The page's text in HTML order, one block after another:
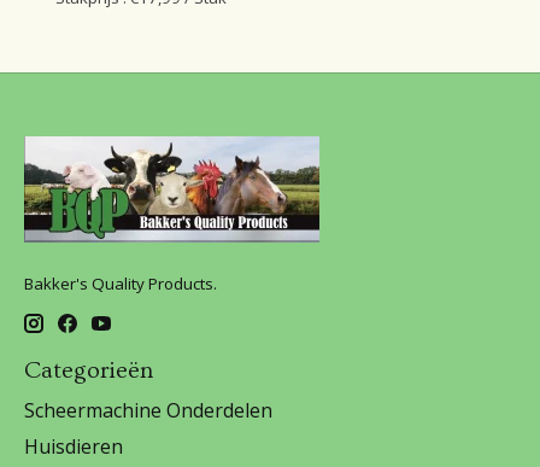
Bakker's Quality Products.
Categorieën
Scheermachine Onderdelen
Huisdieren